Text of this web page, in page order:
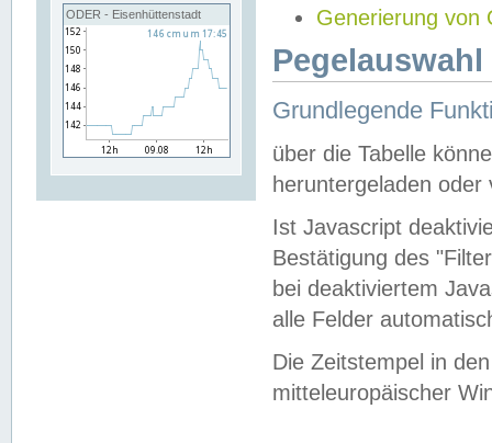
ODER - Eisenhüttenstadt
Generierung von
Grundlegende
über die Tabelle
heruntergeladen oder
Ist Javascript
Bestätigung des
bei deaktiviertem
alle Felder
Die Zeitstempel in
mitteleuropäischer